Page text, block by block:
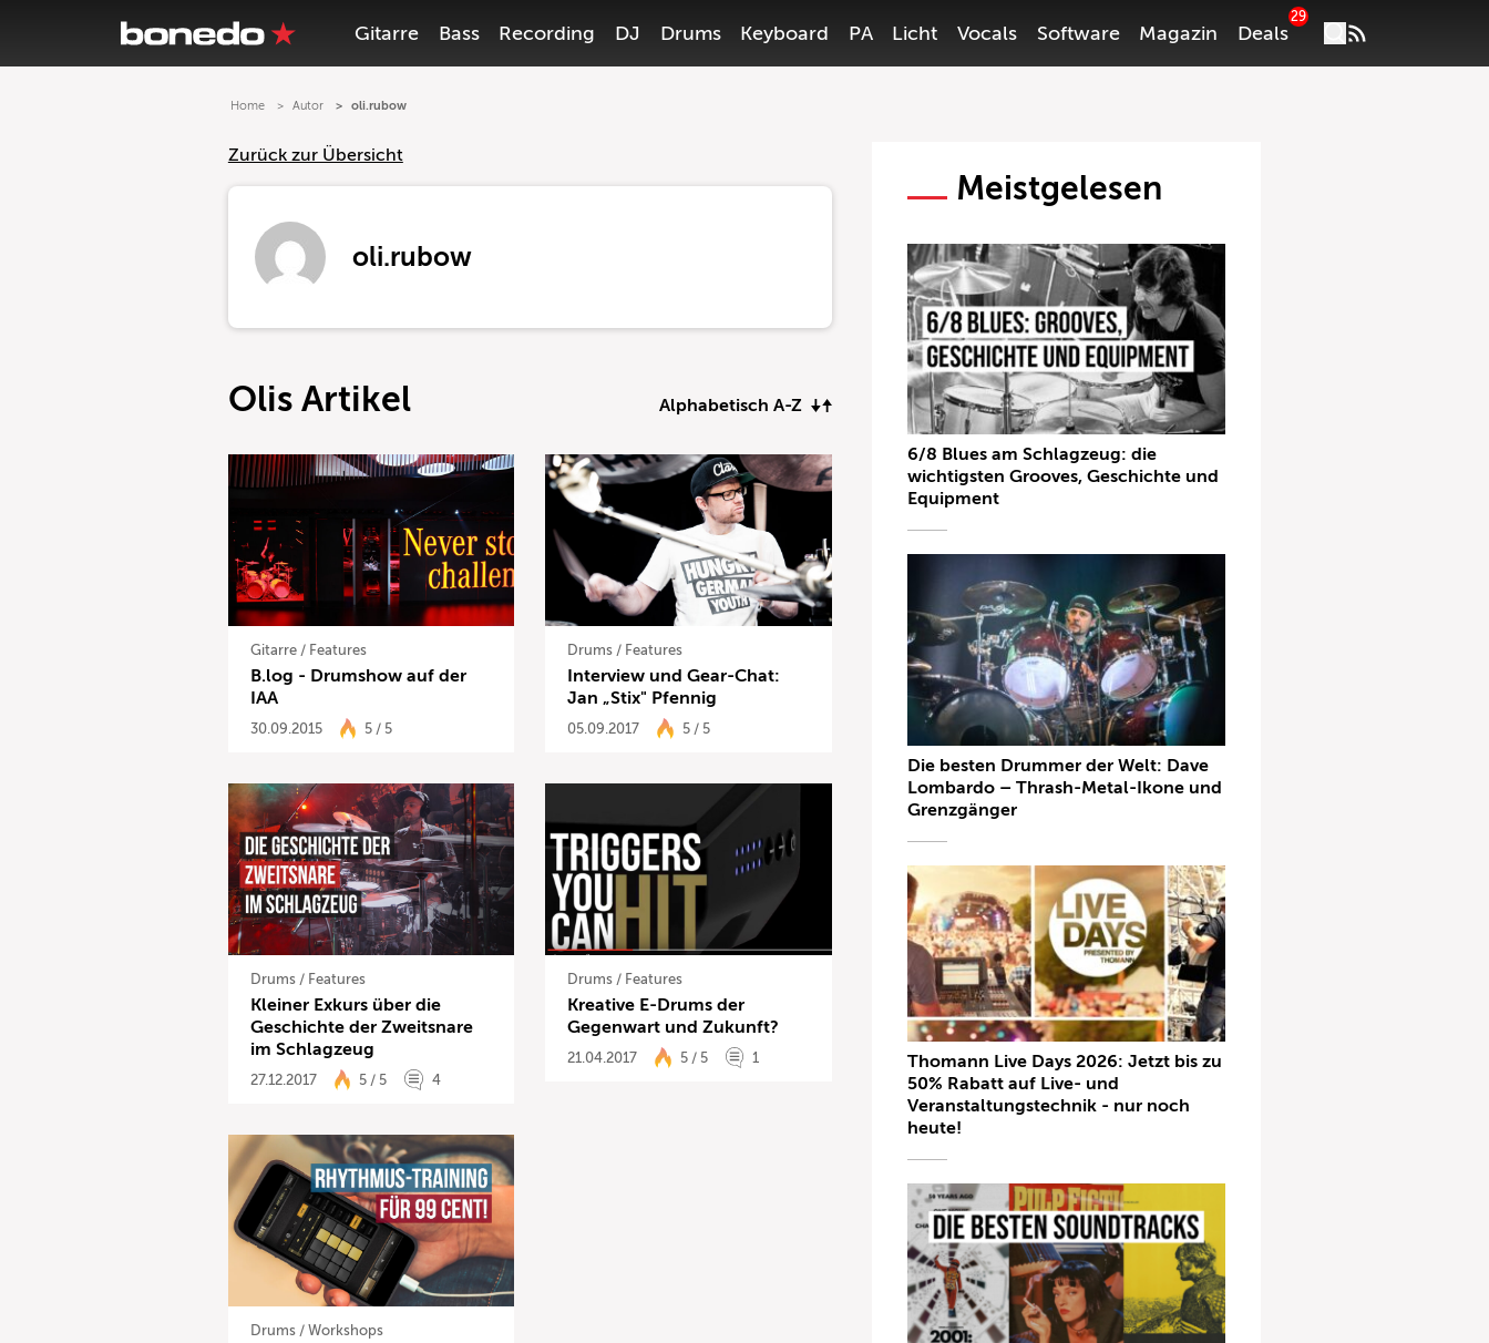
Gitarre Bass Recording DJ Drums Keyboard PA Licht Vocals Software Magazin Deals
29
Home Autor oli.rubow
Zurück zur Übersicht
oli.rubow
Olis Artikel Alphabetisch A-Z
Gitarre/ Features
B.log - Drumshow auf der
IAA
30.09.2015 5 / 5
Drums / Features
Interview und Gear-Chat:
Jan „Stix" Pfennig
05.09.2017 5 / 5
Drums/ Features
Kleiner Exkurs über die
Geschichte der Zweitsnare
im Schlagzeug
27.12.2017 5 / 5 4
Drums / Features
Kreative E-Drums der
Gegenwart und Zukunft?
21.04.2017 5 / 5 1
Drums/ Workshops
Meistgelesen
6/8 Blues am Schlagzeug: die
wichtigsten Grooves, Geschichte und
Equipment
Die besten Drummer der Welt: Dave
Lombardo – Thrash-Metal-Ikone und
Grenzgänger
Thomann Live Days 2026: Jetzt bis zu
50% Rabatt auf Live- und
Veranstaltungstechnik - nur noch
heute!